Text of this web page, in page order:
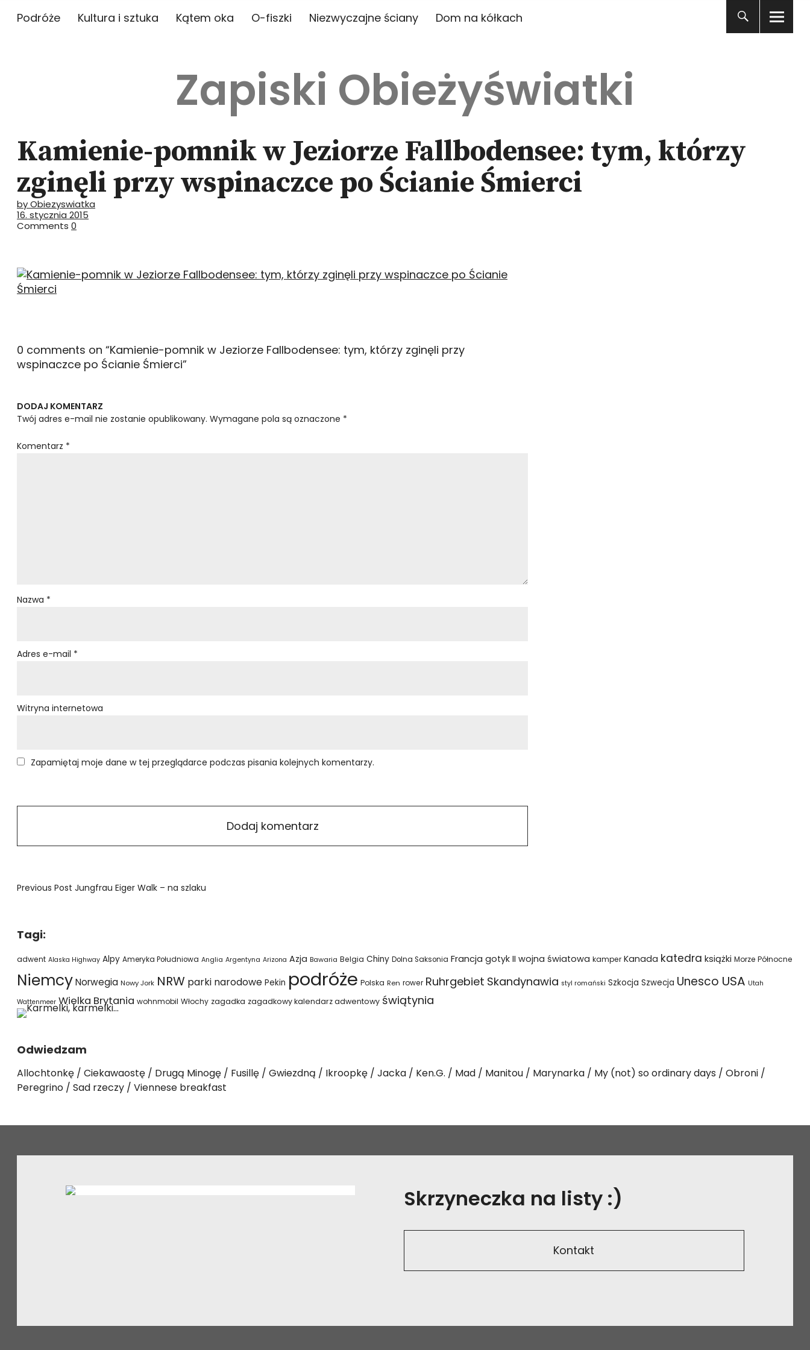
Podróże Kultura i sztuka Kątem oka O-fiszki Niezwyczajne ściany Dom na kółkach
Zapiski Obieżyświatki
Kamienie-pomnik w Jeziorze Fallbodensee: tym, którzy
zginęli przy wspinaczce po Ścianie Śmierci
by Obiezyswiatka
16. stycznia 2015
Comments 0
0 comments on “Kamienie-pomnik w Jeziorze Fallbodensee: tym, którzy zginęli przy
wspinaczce po Ścianie Śmierci”
DODAJ KOMENTARZ
Twój adres e-mail nie zostanie opublikowany. Wymagane pola są oznaczone *
Komentarz *
Nazwa *
Adres e-mail *
Witryna internetowa
Zapamiętaj moje dane w tej przeglądarce podczas pisania kolejnych komentarzy.
Previous Post Jungfrau Eiger Walk – na szlaku
Tagi:
adwent Alaska Highway Alpy Ameryka Południowa Anglia Argentyna Arizona Azja Bawaria Belgia Chiny Dolna Saksonia Francja gotyk II wojna światowa kamper Kanada katedra książki Morze Północne
NiemcyNorwegia Nowy Jork NRW parki narodowe Pekin podróże Polska Ren rower Ruhrgebiet Skandynawia styl romański Szkocja Szwecja Unesco USA Utah
Wattenmeer Wielka Brytania wohnmobil Włochy zagadka zagadkowy kalendarz adwentowy świątynia
Odwiedzam
Allochtonkę Ciekawaostę Drugą Minogę Fusillę Gwiezdną Ikroopkę Jacka Ken.G. Mad Manitou Marynarka My (not) so ordinary days
Obroni
Peregrino
Sad rzeczy Viennese breakfast
Skrzyneczka na listy :)
Kontakt